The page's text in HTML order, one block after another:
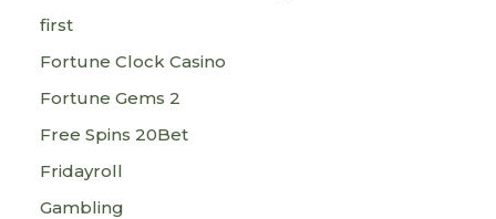
first
Fortune Clock Casino
Fortune Gems 2
Free Spins 20Bet
Fridayroll
Gambling